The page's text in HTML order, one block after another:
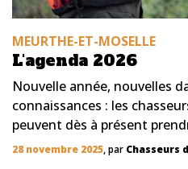
MEURTHE-ET-MOSELLE
L'agenda 2026
Nouvelle année, nouvelles
connaissances : les
peuvent dès à présent
28 novembre 2025, par Chasseurs